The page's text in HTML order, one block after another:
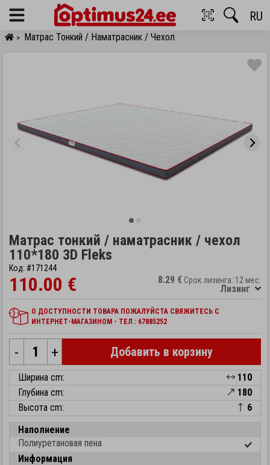
Menu RU
> Матрас Тонкий / Наматрасник / Чехол
Матрас тонкий / наматрасник / чехол
110*180 3D Fleks
Код: #171244
110.00 € 8.29 € Срок лизинга: 12 мес.
Лизинг
О ДОСТУПНОСТИ ТОВАРА ПОЖАЛУЙСТА СВЯЖИТЕСЬ С
ИНТЕРНЕТ-МАГАЗИНОМ - ТЕЛ.: 67885252
- + Добавить в корзину
Ширина cm:
110
Глубина cm:
180
Высота cm:
6
Наполнение
Полиуретановая пена
Информация